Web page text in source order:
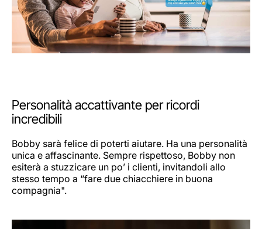
Personalità accattivante per ricordi
incredibili
Bobby sarà felice di poterti aiutare. Ha una personalità
unica e affascinante. Sempre rispettoso, Bobby non
esiterà a stuzzicare un po’ i clienti, invitandoli allo
stesso tempo a “fare due chiacchiere in buona
compagnia".